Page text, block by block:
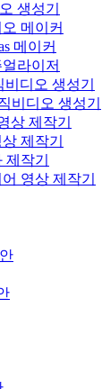
생성기
메이커
메이커
라이저
디오 생성기
비디오 생성기
상 제작기
제작기
작기
영상 제작기